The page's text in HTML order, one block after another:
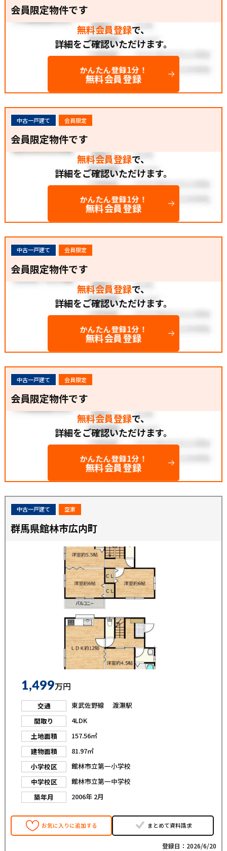
会員限定物件です
無料会員登録で、
詳細をご確認いただけます。
かんたん登録1分！
無料会員登録
中古一戸建て 会員限定
会員限定物件です
無料会員登録で、
詳細をご確認いただけます。
かんたん登録1分！
無料会員登録
中古一戸建て 会員限定
会員限定物件です
無料会員登録で、
詳細をご確認いただけます。
かんたん登録1分！
無料会員登録
中古一戸建て 会員限定
会員限定物件です
無料会員登録で、
詳細をご確認いただけます。
かんたん登録1分！
無料会員登録
中古一戸建て 空家
群馬県館林市広内町
1,499万円
交通
東武佐野線 渡瀬駅
間取り
4LDK
土地面積
157.56㎡
建物面積
81.97㎡
小学校区
館林市立第一小学校
中学校区
館林市立第一中学校
築年月
2006年 2月
お気に入りに追加する まとめて資料請求
登録日：2026/6/20